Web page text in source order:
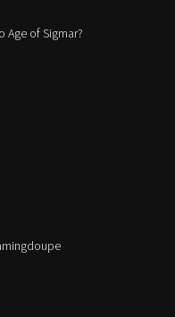
Age of Sigmar?